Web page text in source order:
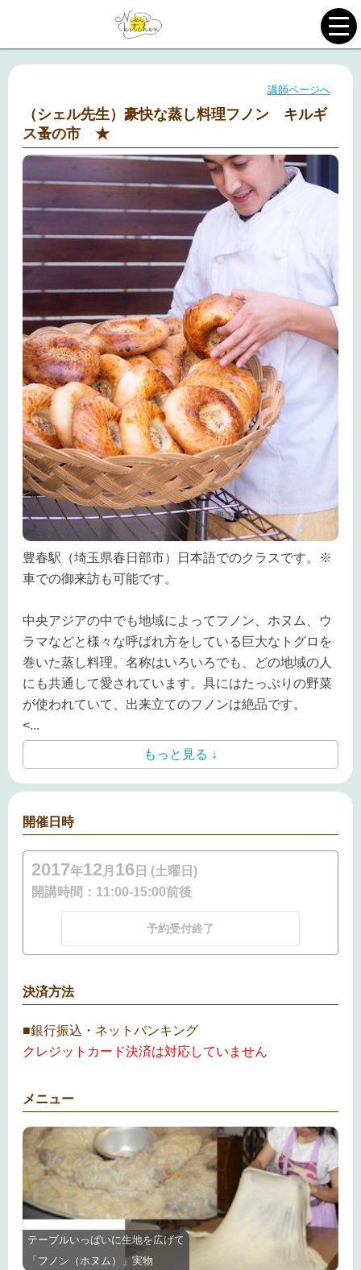
講師ページへ
（シェル先生）豪快な蒸し料理フノン キルギ
ス蚤の市 ★
豊春駅（埼玉県春日部市）日本語でのクラスです。※
車での御来訪も可能です。
中央アジアの中でも地域によってフノン、ホヌム、ウ
ラマなどと様々な呼ばれ方をしている巨大なトグロを
巻いた蒸し料理。名称はいろいろでも、どの地域の人
にも共通して愛されています。具にはたっぷりの野菜
が使われていて、出来立てのフノンは絶品です。
<...
もっと見る ↓
開催日時
2017年12月 16 日 (土曜日)
開講時間： 11:00-15:00前後
予約受付終了
決済方法
■銀行振込・ネットバンキング
クレジットカード決済は対応していません
メニュー
テーブルいっぱいに生地を広げて
「フノン（ホヌム）」実物